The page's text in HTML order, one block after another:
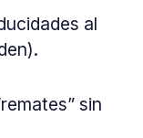
al
sin